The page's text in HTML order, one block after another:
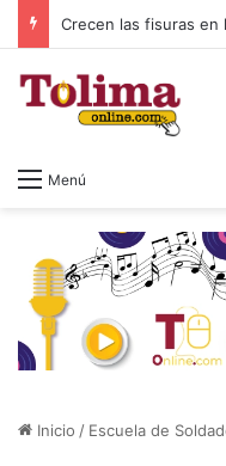
Crecen las fisuras en
Menú
Inicio / Escuela de